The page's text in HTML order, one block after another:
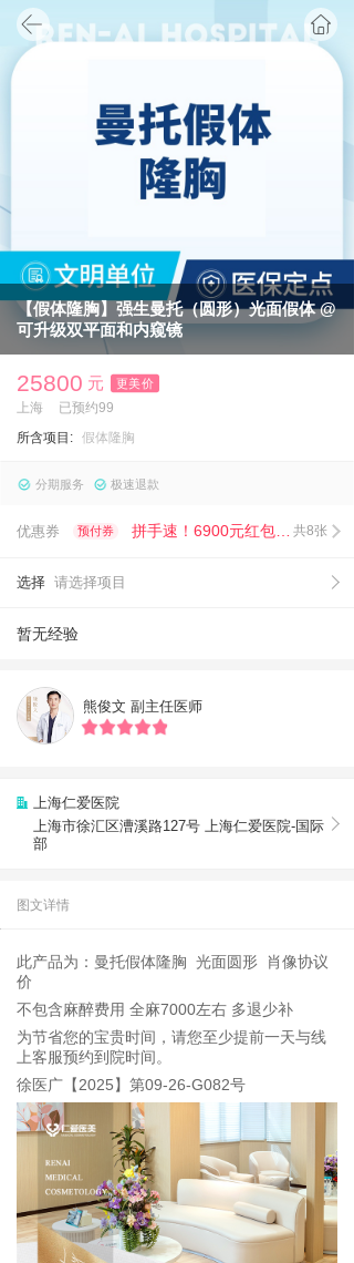
首页
【假体隆胸】强生曼托（圆形）光面假体 @
可升级双平面和内窥镜
25800 元 更美价
上海
已预约99
所含项目: 假体隆胸
分期服务 极速退款
优惠券 预付券 共8张
选择 请选择项目
暂无经验
熊俊文 副主任医师
上海仁爱医院
上海市徐汇区漕溪路127号 上海仁爱医院-国际
部
图文详情